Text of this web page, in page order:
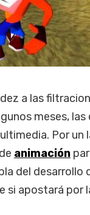
a las
meses,
Por un
animación
del desarrollo
si apostará por